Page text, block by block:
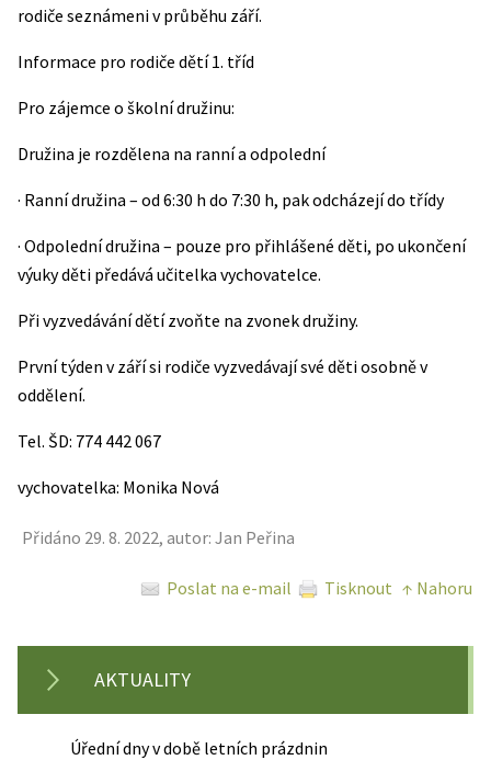
rodiče seznámeni v průběhu září.
Informace pro rodiče dětí 1. tříd
Pro zájemce o školní družinu:
Družina je rozdělena na ranní a odpolední
· Ranní družina – od 6:30 h do 7:30 h, pak odcházejí do třídy
· Odpolední družina – pouze pro přihlášené děti, po ukončení
výuky děti předává učitelka vychovatelce.
Při vyzvedávání dětí zvoňte na zvonek družiny.
První týden v září si rodiče vyzvedávají své děti osobně v
oddělení.
Tel. ŠD: 774 442 067
vychovatelka: Monika Nová
Přidáno 29. 8. 2022, autor: Jan Peřina
Poslat na e-mail Tisknout ↑ Nahoru
AKTUALITY
Úřední dny v době letních prázdnin